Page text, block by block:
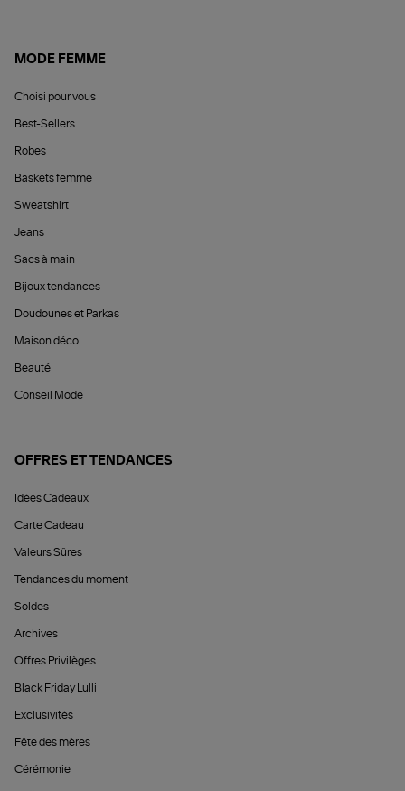
MODE FEMME
Choisi pour vous
Best-Sellers
Robes
Baskets femme
Sweatshirt
Jeans
Sacs à main
Bijoux tendances
Doudounes et Parkas
Maison déco
Beauté
Conseil Mode
OFFRES ET TENDANCES
Idées Cadeaux
Carte Cadeau
Valeurs Sûres
Tendances du moment
Soldes
Archives
Offres Privilèges
Black Friday Lulli
Exclusivités
Fête des mères
Cérémonie